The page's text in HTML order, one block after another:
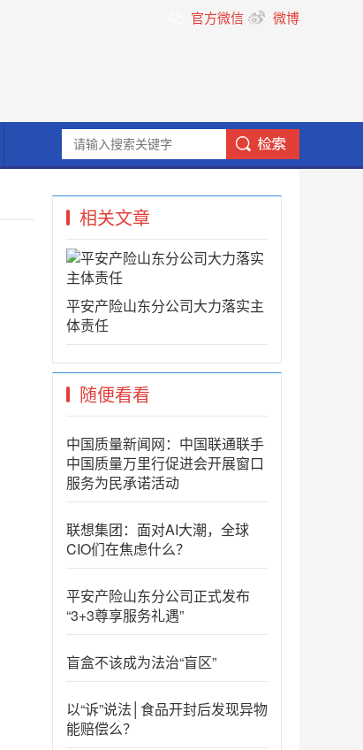
官方微信 微博
相关文章
平安产险山东分公司大力落实主
体责任
随便看看
中国质量新闻网：中国联通联手
中国质量万里行促进会开展窗口
服务为民承诺活动
联想集团：面对AI大潮，全球
CIO们在焦虑什么？
平安产险山东分公司正式发布
“3+3尊享服务礼遇”
盲盒不该成为法治“盲区”
以“诉”说法│食品开封后发现异物
能赔偿么？